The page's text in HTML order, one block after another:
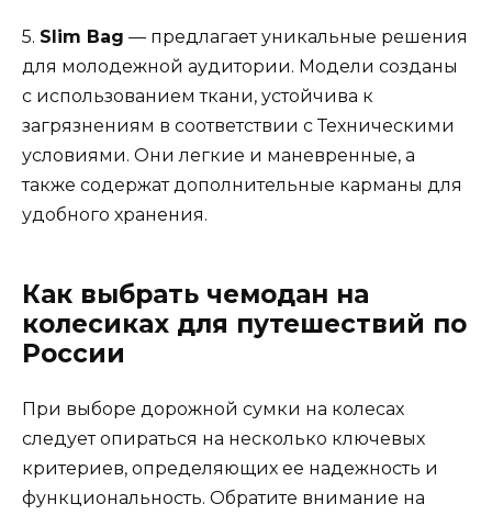
5. Slim Bag — предлагает уникальные решения
для молодежной аудитории. Модели созданы
с использованием ткани, устойчива к
загрязнениям в соответствии с Техническими
условиями. Они легкие и маневренные, а
также содержат дополнительные карманы для
удобного хранения.
Как выбрать чемодан на
колесиках для путешествий по
России
При выборе дорожной сумки на колесах
следует опираться на несколько ключевых
критериев, определяющих ее надежность и
функциональность. Обратите внимание на